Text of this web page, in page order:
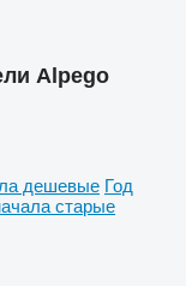
Alpego
дешевые Год
старые